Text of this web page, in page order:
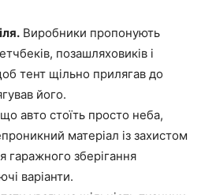
Виробники пропонують
позашляховиків і
тент щільно прилягав до
його.
авто стоїть просто неба,
матеріал із захистом
гаражного зберігання
варіанти.